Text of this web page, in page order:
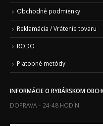
Obchodné podmienky
Reklamácia / Vrátenie tovaru
RODO
Platobné metódy
INFORMÁCIE O RYBÁRSKOM
DOPRAVA – 24-48 HODÍN.